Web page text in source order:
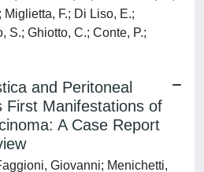
Miglietta, F.; Di Liso, E.;
S.; Ghiotto, C.; Conte, P.;
and Peritoneal
First Manifestations of
A Case Report
Giovanni; Menichetti,